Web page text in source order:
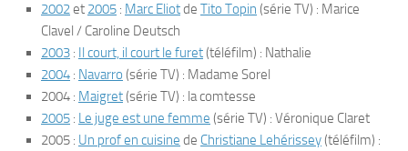
2002et 2005 : Marc Eliotde Tito Topin (série TV) : Marice
Clavel / Caroline Deutsch
2003 : Il court, il court le furet(téléfilm) : Nathalie
2004 : Navarro (série TV) : Madame Sorel
2004 : Maigret(série TV) : la comtesse
2005 : Le juge est une femme (série TV) : Véronique Claret
2005 : Un prof en cuisine de Christiane Lehérissey(téléfilm) :